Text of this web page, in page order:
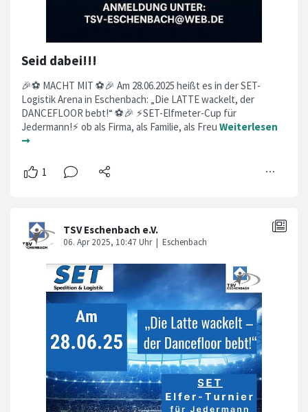
Seid dabei!!!
🎉⚽ MACHT MIT ⚽🎉 Am 28.06.2025 heißt es in der SET-
Logistik Arena in Eschenbach: „Die LATTE wackelt, der
DANCEFLOOR bebt!“ ⚽️🎉 ⚡SET-Elfmeter-Cup für
Jedermann!⚡ ob als Firma, als Familie, als Freu Weiterlesen
➞